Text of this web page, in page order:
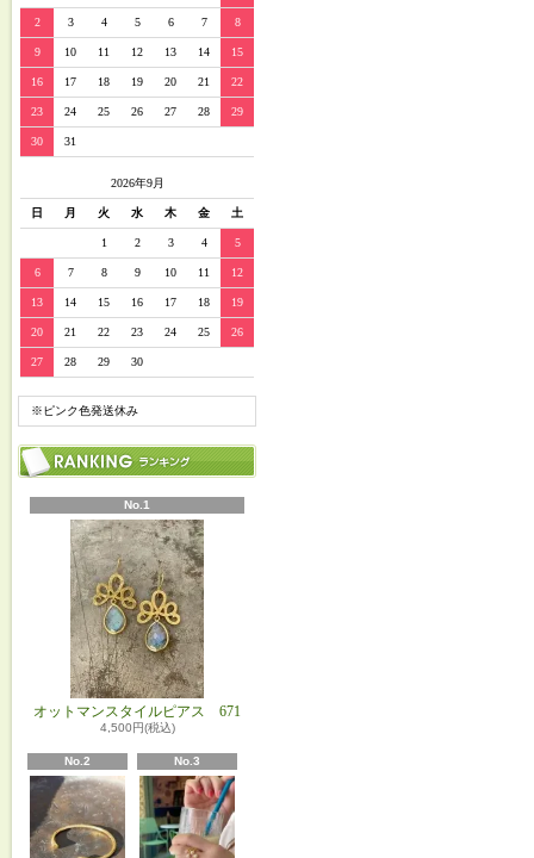
2 3 4 5 6 7 8
9 10 11 12 13 14 15
16 17 18 19 20 21 22
23 24 25 26 27 28 29
30 31
2026年9月
日 月 火 水 木 金 土
1 2 3 4 5
6 7 8 9 10 11 12
13 14 15 16 17 18 19
20 21 22 23 24 25 26
27 28 29 30
※ピンク色発送休み
No.1
オットマンスタイルピアス 671
4,500円(税込)
No.2 No.3